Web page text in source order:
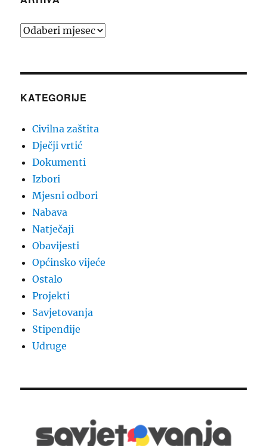
Arhiva
KATEGORIJE
Civilna zaštita
Dječji vrtić
Dokumenti
Izbori
Mjesni odbori
Nabava
Natječaji
Obavijesti
Općinsko vijeće
Ostalo
Projekti
Savjetovanja
Stipendije
Udruge